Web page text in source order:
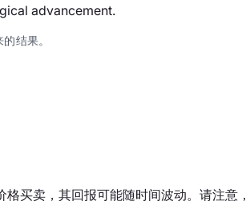
advancement.
结果。
买卖，其回报可能随时间波动。请注意，